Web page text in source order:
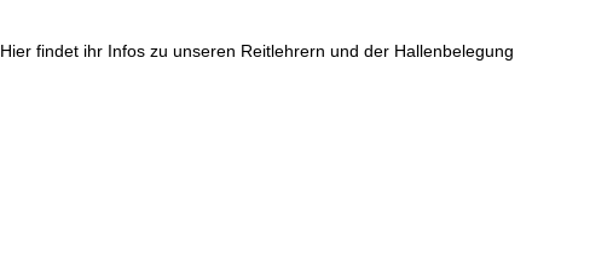
Hier findet ihr Infos zu unseren Reitlehrern und der Hallenbelegung